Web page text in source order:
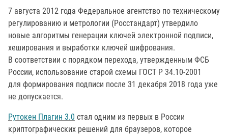
7 августа 2012 года Федеральное агентство по техническому
регулированию и метрологии (Росстандарт) утвердило
новые алгоритмы генерации ключей электронной подписи,
хеширования и выработки ключей шифрования.
В соответствии с порядком перехода, утвержденным ФСБ
России, использование старой схемы ГОСТ Р 34.10-2001
для формирования подписи после 31 декабря 2018 года уже
не допускается.
Рутокен Плагин 3.0 стал одним из первых в России
криптографических решений для браузеров, которое